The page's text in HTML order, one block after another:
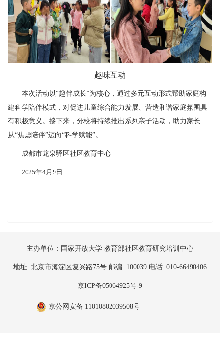
趣味互动
本次活动以“趣伴成长”为核心，通过多元互动形式帮助家庭构
建科学陪伴模式，对促进儿童综合能力发展、营造和谐家庭氛围具
有积极意义。接下来，分校将持续推出系列亲子活动，助力家长
从“焦虑陪伴”迈向“科学赋能”。
成都市龙泉驿区社区教育中心
2025年4月9日
主办单位：国家开放大学 教育部社区教育研究培训中心
地址: 北京市海淀区复兴路75号 邮编: 100039 电话: 010-66490406
京ICP备05064925号-9
京公网安备 11010802039508号